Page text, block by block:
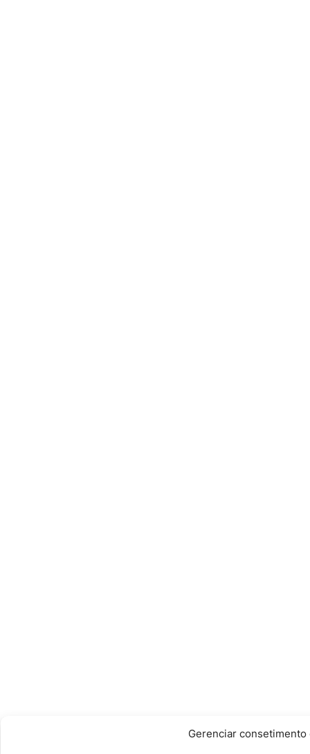
Gerenciar consetimento